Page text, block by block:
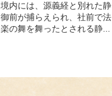
境内には、源義経と別れた静
御前が捕らえられ、社前で法
楽の舞を舞ったとされる静...